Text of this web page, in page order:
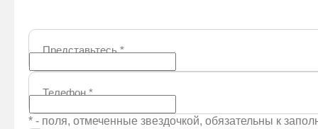
Представьтесь*
Телефон*
* - поля, отмеченные звездочкой, обязательны к